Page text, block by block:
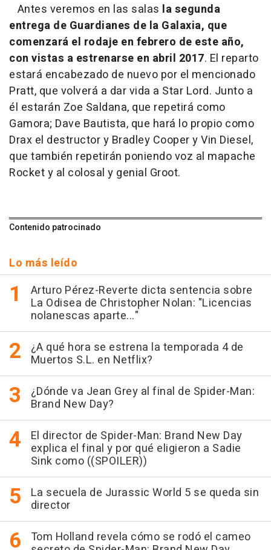
Antes veremos en las salas la segunda
entrega de Guardianes de la Galaxia, que
comenzará el rodaje en febrero de este año,
con vistas a estrenarse en abril 2017. El reparto
estará encabezado de nuevo por el mencionado
Pratt, que volverá a dar vida a Star Lord. Junto a
él estarán Zoe Saldana, que repetirá como
Gamora; Dave Bautista, que hará lo propio como
Drax el destructor y Bradley Cooper y Vin Diesel,
que también repetirán poniendo voz al mapache
Rocket y al colosal y genial Groot.
Contenido patrocinado
Lo más leído
Arturo Pérez-Reverte dicta sentencia sobre
La Odisea de Christopher Nolan: "Licencias
nolanescas aparte..."
¿A qué hora se estrena la temporada 4 de
Muertos S.L. en Netflix?
¿Dónde va Jean Grey al final de Spider-Man:
Brand New Day?
El director de Spider-Man: Brand New Day
explica el final y por qué eligieron a Sadie
Sink como ((SPOILER))
La secuela de Jurassic World 5 se queda sin
director
Tom Holland revela cómo se rodó el cameo